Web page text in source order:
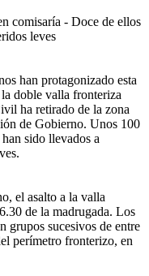
comisaría - Doce de ellos
leves
han protagonizado esta
doble valla fronteriza
ha retirado de la zona
de Gobierno. Unos 100
sido llevados a
el asalto a la valla
de la madrugada. Los
grupos sucesivos de entre
perímetro fronterizo, en